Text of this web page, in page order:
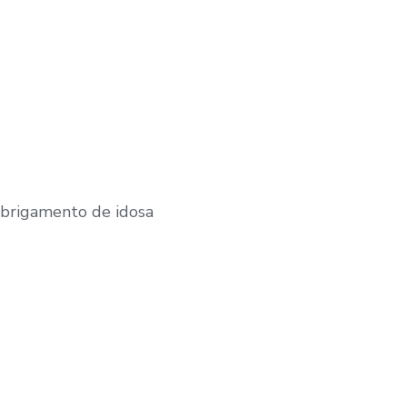
de idosa